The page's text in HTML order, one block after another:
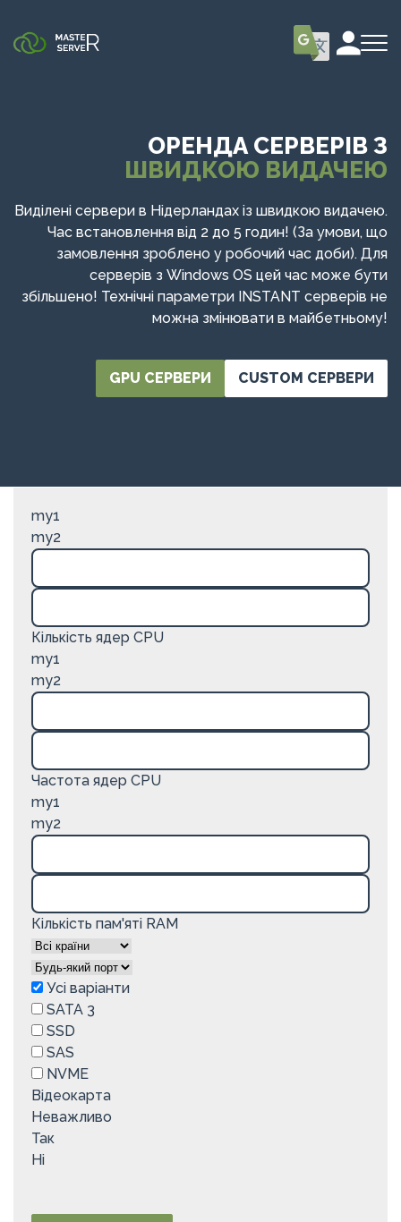
ОРЕНДА СЕРВЕРІВ З
ШВИДКОЮ ВИДАЧЕЮ
Виділені сервери в Нідерландах із швидкою видачею.
Час встановлення від 2 до 5 годин! (За умови, що
замовлення зроблено у робочий час доби). Для
серверів з Windows OS цей час може бути
збільшено! Технічні параметри INSTANT серверів не
можна змінювати в майбетньому!
GPU СЕРВЕРИ CUSTOM СЕРВЕРИ
my1
my2
Кількість ядер CPU
my1
my2
Частота ядер CPU
my1
my2
Кількість пам'яті RAM
Усі варіанти
SATA 3
SSD
SAS
NVME
Відеокарта
Неважливо
Так
Ні